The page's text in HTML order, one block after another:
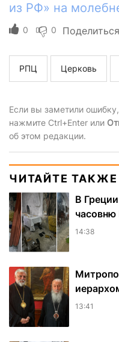
из РФ» на
0 0 Поделиться
РПЦ Церковь
Если вы заметили
нажмите Ctrl+Enter или
об этом редакции.
ЧИТАЙТЕ ТАКЖЕ
В
14:38
13:41